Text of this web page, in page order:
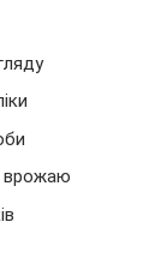
врожаю